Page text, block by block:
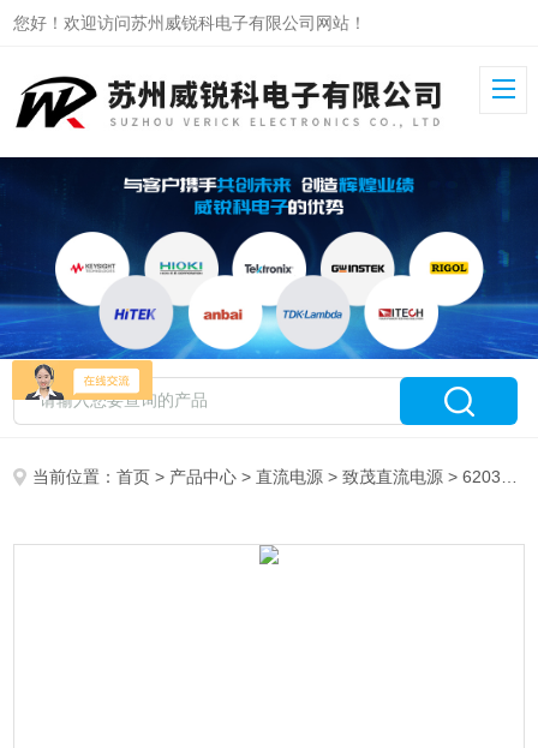
您好！欢迎访问苏州威锐科电子有限公司网站！
当前位置：首页 > 产品中心 >直流电源 >致茂直流电源 > 62034E-1200致茂可编程直流电源